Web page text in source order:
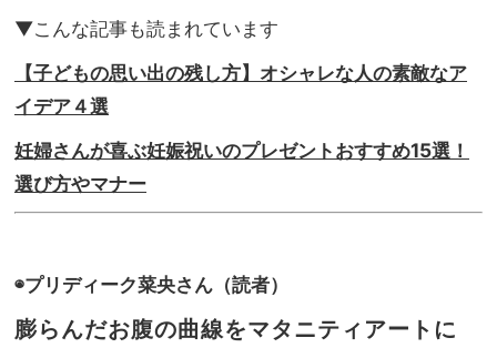
▼こんな記事も読まれています
【子どもの思い出の残し方】オシャレな人の素敵なア
イデア４選
妊婦さんが喜ぶ妊娠祝いのプレゼントおすすめ15選！
選び方やマナー
◉プリディーク菜央さん（読者）
膨らんだお腹の曲線をマタニティアートに